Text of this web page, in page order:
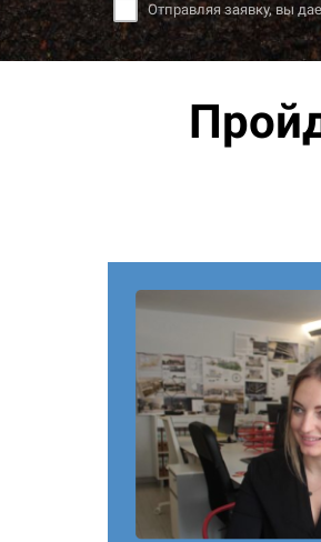
Отправляя заявку, вы